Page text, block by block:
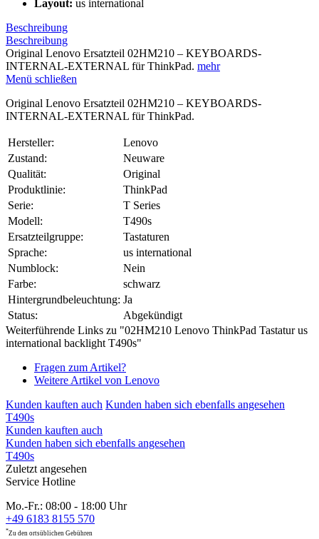
Layout: us international
Beschreibung
Beschreibung
Original Lenovo Ersatzteil 02HM210 – KEYBOARDS-
INTERNAL-EXTERNAL für ThinkPad. mehr
Menü schließen
Original Lenovo Ersatzteil 02HM210 – KEYBOARDS-
INTERNAL-EXTERNAL für ThinkPad.
Hersteller:
Lenovo
Zustand:
Neuware
Qualität:
Original
Produktlinie:
ThinkPad
Serie:
T Series
Modell:
T490s
Ersatzteilgruppe:
Tastaturen
Sprache:
us international
Numblock:
Nein
Farbe:
schwarz
Hintergrundbeleuchtung: Ja
Status:
Abgekündigt
Weiterführende Links zu "02HM210 Lenovo ThinkPad Tastatur us
international backlight T490s"
Fragen zum Artikel?
Weitere Artikel von Lenovo
Kunden kauften auch Kunden haben sich ebenfalls angesehen
T490s
Kunden kauften auch
Kunden haben sich ebenfalls angesehen
T490s
Zuletzt angesehen
Service Hotline
Mo.-Fr.: 08:00 - 18:00 Uhr
+49 6183 8155 570
*Zu den ortsüblichen Gebühren